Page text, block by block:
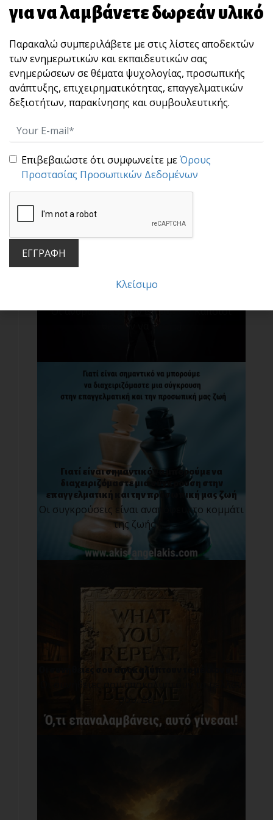
Μην πέφτεις στην παγίδα των συγκρίσεων!
Οι άνθρωποι έχουν επιθυμίες. Κάποιοι
θέλουν να προ[...]
Γιατί είναι σημαντικό να μπορούμε να
διαχειριζόμαστε μια σύγκρουση στην
επαγγελματική και την προσωπική μας ζωή
Οι συγκρούσεις είναι αναπόφευκτο κομμάτι
της ζωής [...]
Οι συνήθειες σου αποκαλύπτουν το μέλλον σου.
Οι συνήθειες σου αποκαλύπτουν το μέλλον
για να λαμβάνετε δωρεάν υλικό
Παρακαλώ συμπεριλάβετε με στις λίστες αποδεκτών
των ενημερωτικών και εκπαιδευτικών σας
ενημερώσεων σε θέματα ψυχολογίας, προσωπικής
ανάπτυξης, επιχειρηματικότητας, επαγγελματικών
δεξιοτήτων, παρακίνησης και συμβουλευτικής.
Επιβεβαιώστε ότι συμφωνείτε μεΌρους
Προστασίας Προσωπικών Δεδομένων
ΕΓΓΡΑΦΗ
Κλείσιμο